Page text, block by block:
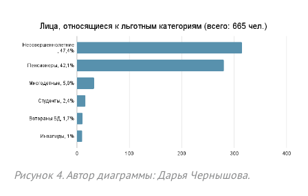
Рисунок 4. Автор диаграммы: Дарья Чернышова.